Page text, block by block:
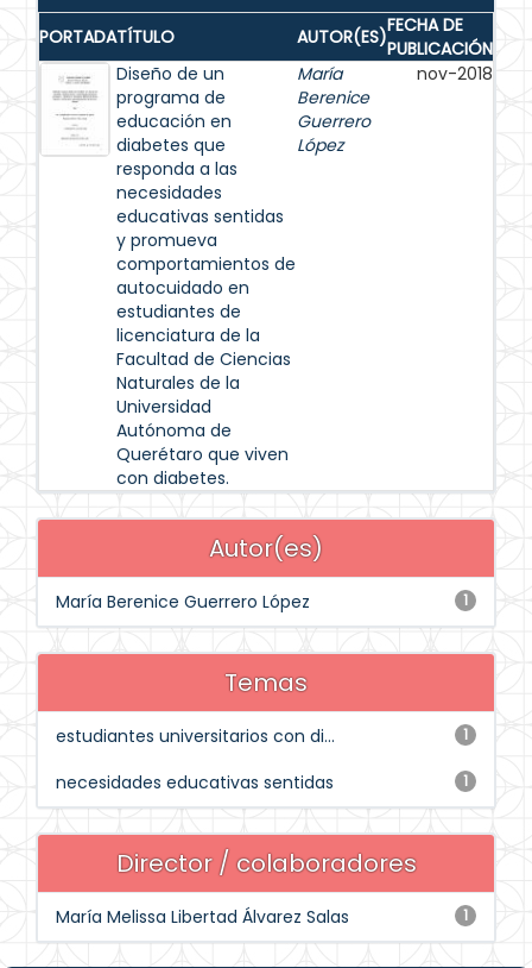
PORTADATÍTULO AUTOR(ES)FECHA DE
PUBLICACIÓN
Diseño de un
programa de
educación en
diabetes que
responda a las
necesidades
educativas sentidas
y promueva
comportamientos de
autocuidado en
estudiantes de
licenciatura de la
Facultad de Ciencias
Naturales de la
Universidad
Autónoma de
Querétaro que viven
con diabetes.
María
Berenice
Guerrero
López
nov-2018
Autor(es)
1
María Berenice Guerrero López
Temas
1
estudiantes universitarios con di...
1
necesidades educativas sentidas
Director / colaboradores
1
María Melissa Libertad Álvarez Salas